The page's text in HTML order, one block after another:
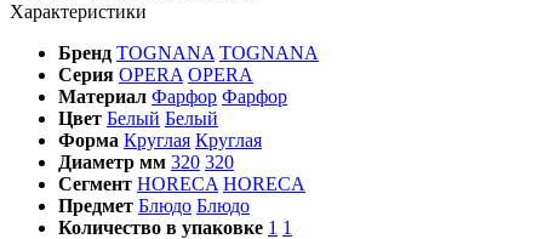
Характеристики
Бренд TOGNANA TOGNANA
Серия OPERA OPERA
Материал Фарфор Фарфор
Цвет Белый Белый
Форма Круглая Круглая
Диаметр мм 320 320
Сегмент HORECA HORECA
Предмет Блюдо Блюдо
Количество в упаковке 1 1